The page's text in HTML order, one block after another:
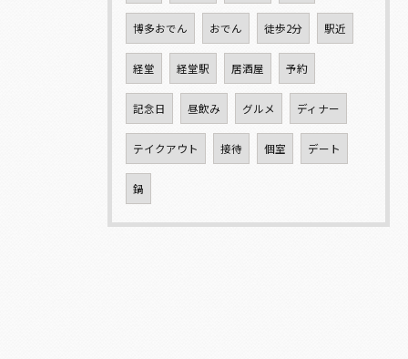
博多おでん おでん 徒歩2分 駅近
経堂 経堂駅 居酒屋 予約
記念日 昼飲み グルメ ディナー
テイクアウト 接待 個室 デート
鍋